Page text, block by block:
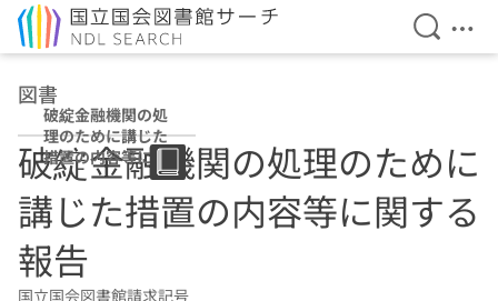
検索を
メ
図書
破綻金融機関の処
理のために講じた
措置の内容等に関
する報告
破綻金融機関の処理のために
講じた措置の内容等に関する
報告
国立国会図書館請求記号